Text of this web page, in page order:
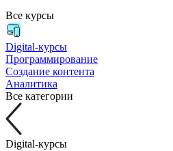
Все курсы
Digital-курсы
Программирование
Создание контента
Аналитика
Все категории
Digital-курсы